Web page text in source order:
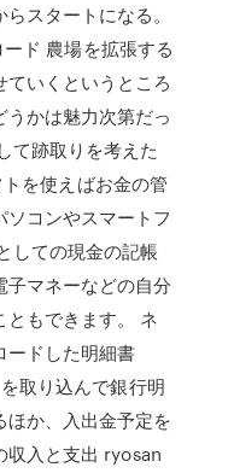
スタートになる。
ド 農場を拡張する
いくというところ
かは魅力次第だっ
て跡取りを考えた
を使えばお金の管
コンやスマートフ
しての現金の記帳
マネーなどの自分
もできます。 ネ
ードした明細書
取り込んで銀行明
か、入出金予定を
収入と支出 ryosan